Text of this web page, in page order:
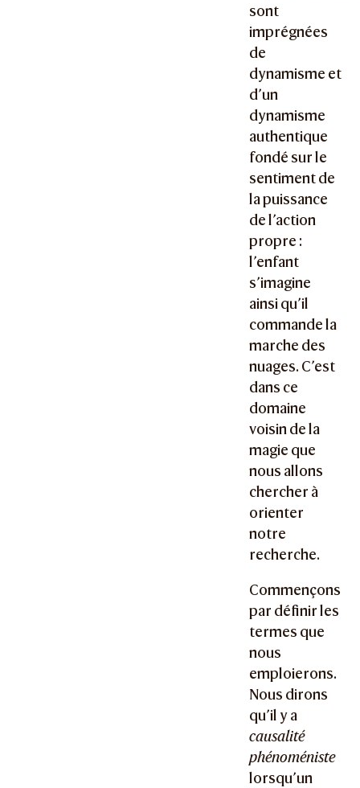
sont
imprégnées
de
dynamisme et
d’un
dynamisme
authentique
fondé sur le
sentiment de
la puissance
de l’action
propre :
l’enfant
s’imagine
ainsi qu’il
commande la
marche des
nuages. C’est
dans ce
domaine
voisin de la
magie que
nous allons
chercher à
orienter
notre
recherche.
Commençons
par définir les
termes que
nous
emploierons.
Nous dirons
qu’il y a
causalité
phénoméniste
lorsqu’un